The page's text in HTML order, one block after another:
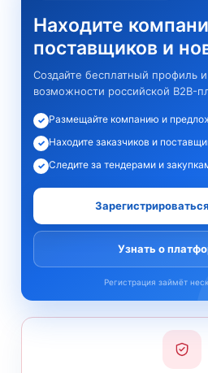
Находите
поставщиков и
Создайте бесплатный профиль и
возможности российской B2B-
✓ Размещайте компанию и
✓ Находите заказчиков и
✓ Следите за тендерами и
Узнать о
Регистрация займёт